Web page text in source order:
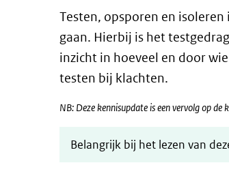
Testen, opsporen en
gaan. Hierbij is het
inzicht in hoeveel en door
testen bij klachten.
NB: Deze kennisupdate is een vervolg op de
Belangrijk bij het lezen van